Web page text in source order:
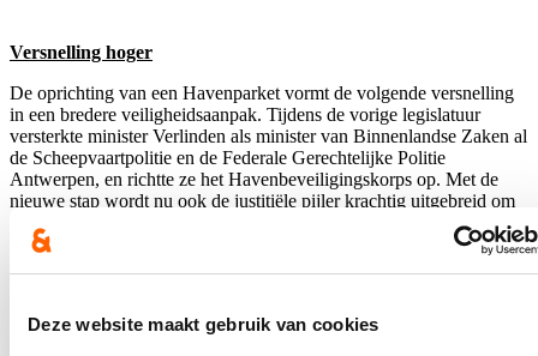
Deze website maakt gebruik van cookies
Versnelling hoger
De oprichting van een Havenparket vormt de volgende versnelling
in een bredere veiligheidsaanpak. Tijdens de vorige legislatuur
versterkte minister Verlinden als minister van Binnenlandse Zaken al
de Scheepvaartpolitie en de Federale Gerechtelijke Politie
Antwerpen, en richtte ze het Havenbeveiligingskorps op. Met de
nieuwe stap wordt nu ook de justitiële pijler krachtig uitgebreid om
doelgericht de internationaal opererende criminele organisaties zo
veel als mogelijk te raken.
Om te voorkomen dat drugs onze straten en wijken overspoelen, en